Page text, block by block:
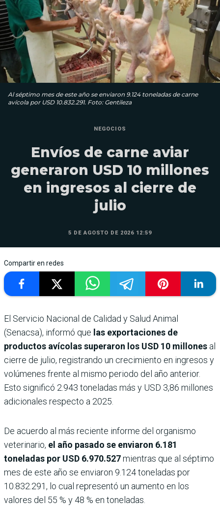
Al séptimo mes de este año se enviaron 9.124 toneladas de carne
avícola por USD 10.832.291. Foto: Gentileza
NEGOCIOS
Envíos de carne aviar
generaron USD 10 millones
en ingresos al cierre de
julio
5 DE AGOSTO DE 2026 12:59
Compartir en redes
El Servicio Nacional de Calidad y Salud Animal
(Senacsa), informó que las exportaciones de
productos avícolas superaron los USD 10 millones al
cierre de julio, registrando un crecimiento en ingresos y
volúmenes frente al mismo periodo del año anterior.
Esto significó 2.943 toneladas más y USD 3,86 millones
adicionales respecto a 2025.
De acuerdo al más reciente informe del organismo
veterinario, el año pasado se enviaron 6.181
toneladas por USD 6.970.527mientras que al séptimo
mes de este año se enviaron 9.124 toneladas por
10.832.291, lo cual representó un aumento en los
valores del 55 % y 48 % en toneladas.